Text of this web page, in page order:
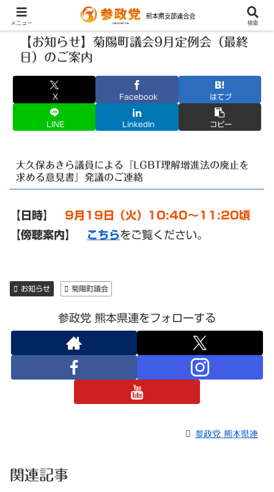
【お知らせ】菊陽町議会9月定例会（最終
日）のご案内
X Facebook はてブ
LINE LinkedIn コピー
大久保あきら議員による『LGBT理解増進法の廃止を
求める意見書』発議のご連絡
【日時】
9月19日（火）10:40〜11:20頃
【傍聴案内】
こちらをご覧ください。
お知らせ 菊陽町議会
参政党 熊本県連をフォローする
参政党 熊本県連
関連記事
メニュー 検索